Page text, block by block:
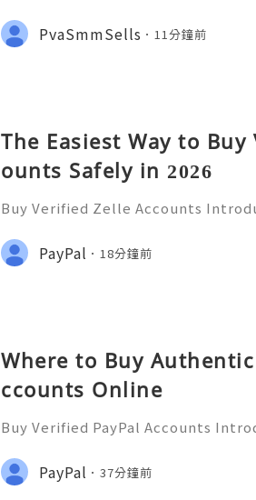
g convenience and security for
u're shopping, selling,
PvaSmmSells 11分鐘前
The Easiest Way to
ounts Safely in 2026
Buy Verified Zelle Accounts
ways to transfer money has
a popular payment ser
PayPal 18分鐘前
Where to Buy
ccounts Online
Buy Verified PayPal Accounts
n than ever. PayPal stands out as
ms for sending and recei
PayPal 37分鐘前